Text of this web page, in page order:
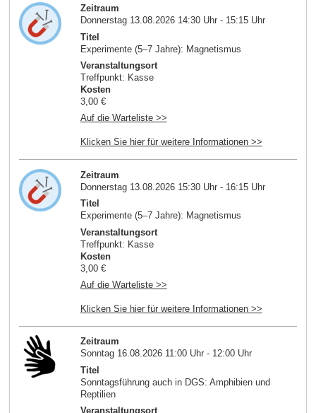
Zeitraum
Donnerstag 13.08.2026 14:30 Uhr - 15:15 Uhr
Titel
Experimente (5–7 Jahre): Magnetismus
Veranstaltungsort
Treffpunkt: Kasse
Kosten
3,00 €
Auf die Warteliste >>
Klicken Sie hier für weitere Informationen >>
Zeitraum
Donnerstag 13.08.2026 15:30 Uhr - 16:15 Uhr
Titel
Experimente (5–7 Jahre): Magnetismus
Veranstaltungsort
Treffpunkt: Kasse
Kosten
3,00 €
Auf die Warteliste >>
Klicken Sie hier für weitere Informationen >>
Zeitraum
Sonntag 16.08.2026 11:00 Uhr - 12:00 Uhr
Titel
Sonntagsführung auch in DGS: Amphibien und
Reptilien
Veranstaltungsort